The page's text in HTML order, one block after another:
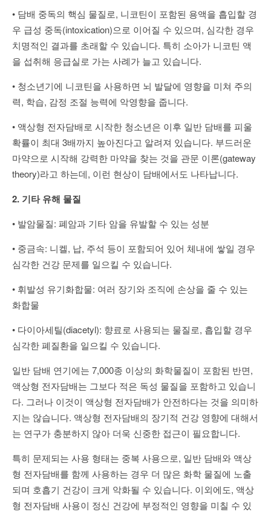
• 담배 중독의 핵심 물질로, 니코틴이 포함된 용액을 흡입할 경
우 급성 중독(intoxication)으로 이어질 수 있으며, 심각한 경우
치명적인 결과를 초래할 수 있습니다. 특히 소아가 니코틴 액
을 섭취해 응급실로 가는 사례가 늘고 있습니다.
• 청소년기에 니코틴을 사용하면 뇌 발달에 영향을 미쳐 주의
력, 학습, 감정 조절 능력에 악영향을 줍니다.
• 액상형 전자담배로 시작한 청소년은 이후 일반 담배를 피울
확률이 최대 3배까지 높아진다고 알려져 있습니다. 부드러운
마약으로 시작해 강력한 마약을 찾는 것을 관문 이론(gateway
theory)라고 하는데, 이런 현상이 담배에서도 나타납니다.
2. 기타 유해 물질
• 발암물질: 폐암과 기타 암을 유발할 수 있는 성분
• 중금속: 니켈, 납, 주석 등이 포함되어 있어 체내에 쌓일 경우
심각한 건강 문제를 일으킬 수 있습니다.
• 휘발성 유기화합물: 여러 장기와 조직에 손상을 줄 수 있는
화합물
• 다이아세틸(diacetyl): 향료로 사용되는 물질로, 흡입할 경우
심각한 폐질환을 일으킬 수 있습니다.
일반 담배 연기에는 7,000종 이상의 화학물질이 포함된 반면,
액상형 전자담배는 그보다 적은 독성 물질을 포함하고 있습니
다. 그러나 이것이 액상형 전자담배가 안전하다는 것을 의미하
지는 않습니다. 액상형 전자담배의 장기적 건강 영향에 대해서
는 연구가 충분하지 않아 더욱 신중한 접근이 필요합니다.
특히 문제되는 사용 형태는 중복 사용으로, 일반 담배와 액상
형 전자담배를 함께 사용하는 경우 더 많은 화학 물질에 노출
되며 호흡기 건강이 크게 악화될 수 있습니다. 이외에도, 액상
형 전자담배 사용이 정신 건강에 부정적인 영향을 미칠 수 있